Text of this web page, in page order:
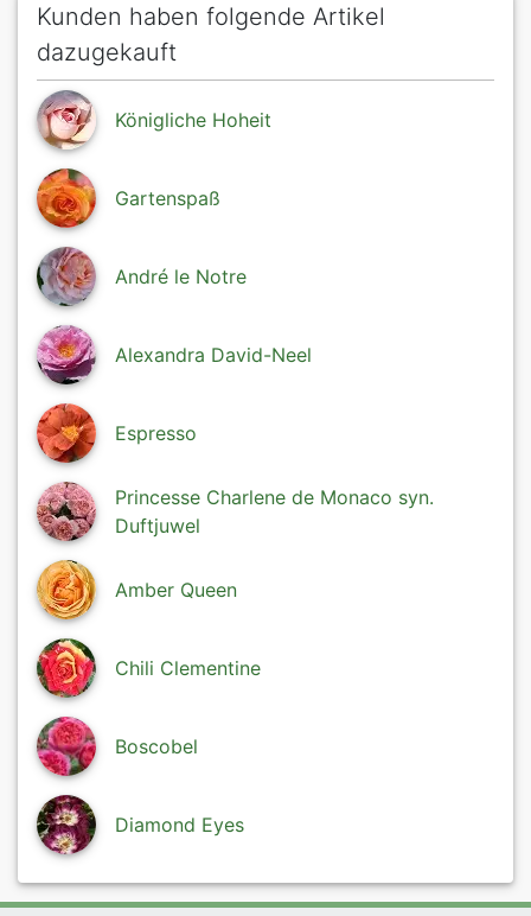
Kunden haben folgende Artikel
dazugekauft
Königliche Hoheit
Gartenspaß
André le Notre
Alexandra David-Neel
Espresso
Princesse Charlene de Monaco syn.
Duftjuwel
Amber Queen
Chili Clementine
Boscobel
Diamond Eyes